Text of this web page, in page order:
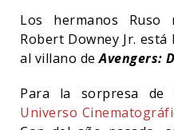
Los hermanos Ruso
Robert Downey Jr.
al villano deAvengers:
Para la sorpresa de
Universo